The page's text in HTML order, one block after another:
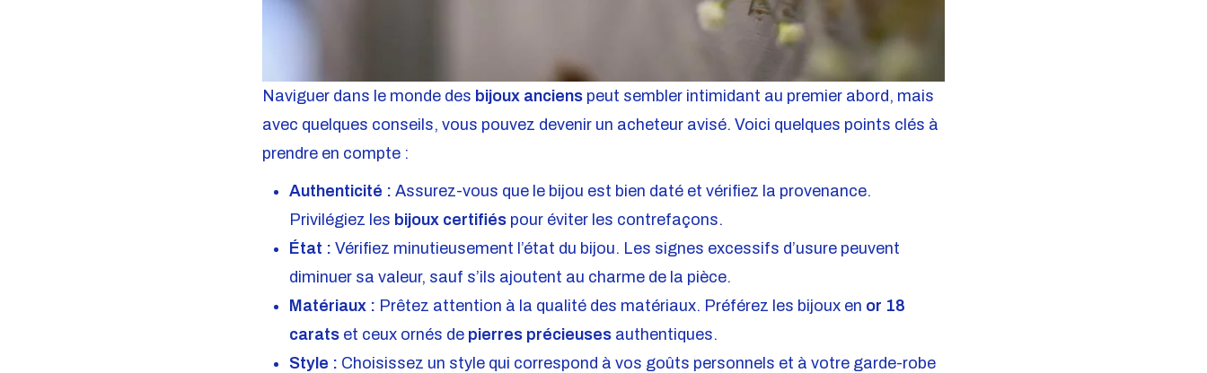
Naviguer dans le monde des bijoux anciens peut sembler intimidant au premier abord, mais
avec quelques conseils, vous pouvez devenir un acheteur avisé. Voici quelques points clés à
prendre en compte :
Authenticité : Assurez-vous que le bijou est bien daté et vérifiez la provenance.
Privilégiez les bijoux certifiés pour éviter les contrefaçons.
État : Vérifiez minutieusement l’état du bijou. Les signes excessifs d’usure peuvent
diminuer sa valeur, sauf s’ils ajoutent au charme de la pièce.
Matériaux : Prêtez attention à la qualité des matériaux. Préférez les bijoux en or 18
carats et ceux ornés de pierres précieuses authentiques.
Style : Choisissez un style qui correspond à vos goûts personnels et à votre garde-robe